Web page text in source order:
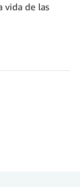
vida de las